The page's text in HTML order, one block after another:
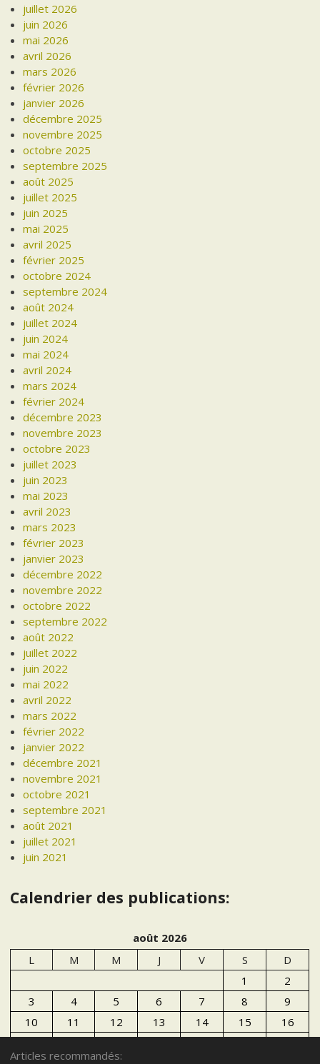
juillet 2026
juin 2026
mai 2026
avril 2026
mars 2026
février 2026
janvier 2026
décembre 2025
novembre 2025
octobre 2025
septembre 2025
août 2025
juillet 2025
juin 2025
mai 2025
avril 2025
février 2025
octobre 2024
septembre 2024
août 2024
juillet 2024
juin 2024
mai 2024
avril 2024
mars 2024
février 2024
décembre 2023
novembre 2023
octobre 2023
juillet 2023
juin 2023
mai 2023
avril 2023
mars 2023
février 2023
janvier 2023
décembre 2022
novembre 2022
octobre 2022
septembre 2022
août 2022
juillet 2022
juin 2022
mai 2022
avril 2022
mars 2022
février 2022
janvier 2022
décembre 2021
novembre 2021
octobre 2021
septembre 2021
août 2021
juillet 2021
juin 2021
Calendrier des publications:
août 2026
L
M M J V S
D
1
2
3
4 5 6 7 8
9
10
11 12 13 14 15
16
Articles recommandés: